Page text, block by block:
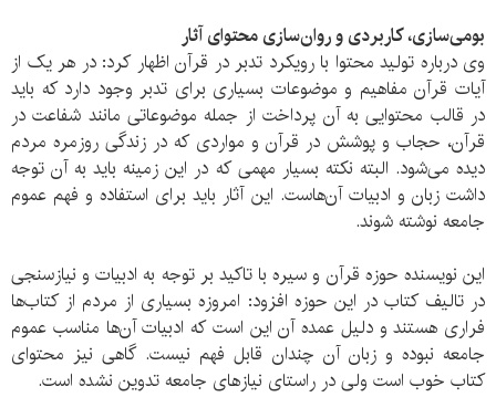
بومی‌سازی، کاربردی و روان‌سازی محتوای آثار
وی درباره تولید محتوا با رویکرد تدبر در قرآن اظهار کرد: در هر یک از
آیات قرآن مفاهیم و موضوعات بسیاری برای تدبر وجود دارد که باید
در قالب محتوایی به آن پرداخت از جمله موضوعاتی مانند شفاعت در
قرآن، حجاب و پوشش در قرآن و مواردی که در زندگی روزمره مردم
دیده می‌شود. البته نکته بسیار مهمی که در این زمینه باید به آن توجه
داشت زبان و ادبیات آن‌هاست. این آثار باید برای استفاده و فهم عموم
جامعه نوشته شوند.
این نویسنده حوزه قرآن و سیره با تاکید بر توجه به ادبیات و نیازسنجی
در تالیف کتاب در این حوزه افزود: امروزه بسیاری از مردم از کتاب‌ها
فراری هستند و دلیل عمده آن این است که ادبیات آن‌ها مناسب عموم
جامعه نبوده و زبان آن چندان قابل فهم نیست. گاهی نیز محتوای
کتاب خوب است ولی در راستای نیازهای جامعه تدوین نشده است.